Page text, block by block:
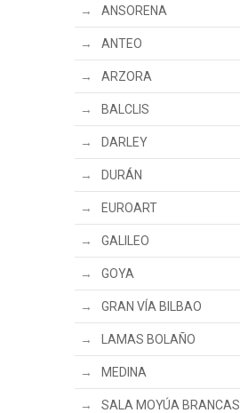
ANSORENA
ANTEO
ARZORA
BALCLIS
DARLEY
DURÁN
EUROART
GALILEO
GOYA
GRAN VÍA BILBAO
LAMAS BOLAÑO
MEDINA
SALA MOYÚA BRANCAS